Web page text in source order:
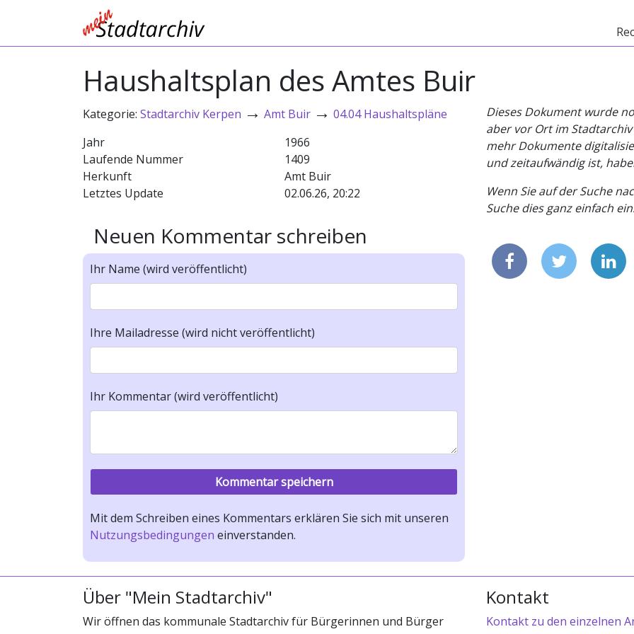
Haushaltsplan des Amtes Buir
Kategorie: Stadtarchiv Kerpen → Amt Buir → 04.04 Haushaltspläne
Jahr
1966
Laufende Nummer
1409
Herkunft
Amt Buir
Letztes Update
02.06.26, 20:22
Neuen Kommentar schreiben
Ihr Name (wird veröffentlicht)
Ihre Mailadresse (wird nicht veröffentlicht)
Ihr Kommentar (wird veröffentlicht)
Mit dem Schreiben eines Kommentars erklären Sie sich mit unseren
Nutzungsbedingungen einverstanden.
Dieses Dokument wurde
aber vor Ort im
mehr Dokumente
und zeitaufwändig ist,
Wenn Sie auf der Suche
Suche dies ganz einfach
Über "Mein Stadtarchiv"
Wir öffnen das kommunale Stadtarchiv für Bürgerinnen und Bürger
Kontakt
Kontakt zu den einzelnen